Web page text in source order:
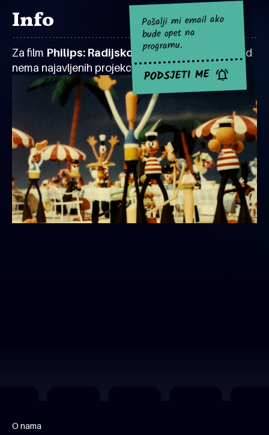
Info
Za film Philips: Radijsko emitiranje 1938
za sad
nema najavljenih projekcija.
Pošalji mi email ako
bude opet na
programu.
PODSJETI ME
O nama